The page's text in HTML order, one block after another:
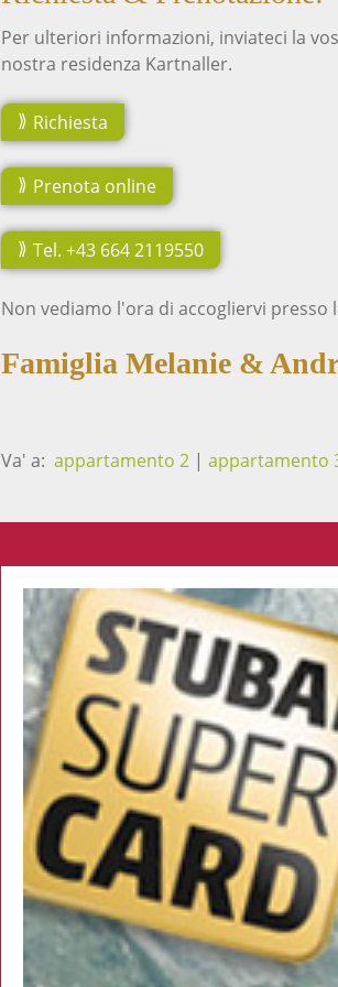
Per ulteriori informazioni, inviateci la
nostra residenza Kartnaller.
Richiesta
Prenota online
Tel. +43 664 2119550
Non vediamo l'ora di accogliervi presso
Famiglia Melanie &
Va' a: appartamento 2 | appartamento